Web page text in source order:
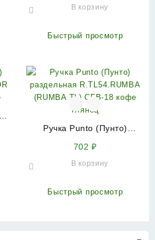
матовый никель/хром
В корзину
Быстрый просмотр
Ручка Punto (Пунто)
глянец
702₽
В корзину
Быстрый просмотр